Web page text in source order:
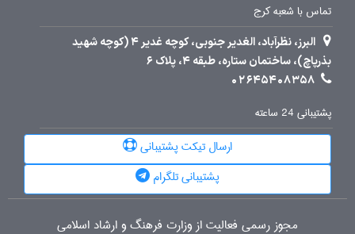
تماس با شعبه کرج
البرز، نظرآباد، الغدیر جنوبی، کوچه غدیر 4 (کوچه شهید
بذرپاچ)، ساختمان ستاره، طبقه 4، پلاک 6
02645408358
پشتیبانی 24 ساعته
ارسال تیکت پشتیبانی
پشتیبانی تلگرام
مجوز رسمی فعالیت از وزارت فرهنگ و ارشاد اسلامی